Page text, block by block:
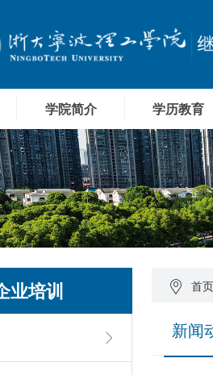
学院简介 学历教育
首页
新闻
业培训